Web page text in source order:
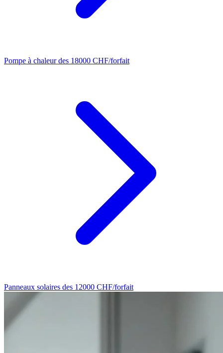
Pompe à chaleur des 18000 CHF/forfait
Panneaux solaires des 12000 CHF/forfait